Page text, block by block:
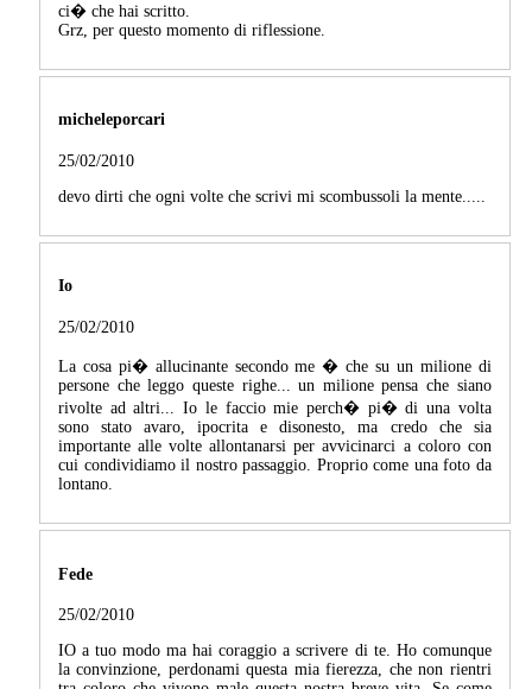
ci� che hai scritto.
Grz, per questo momento di riflessione.
micheleporcari
25/02/2010
devo dirti che ogni volte che scrivi mi scombussoli la mente.....
Io
25/02/2010
La cosa pi� allucinante secondo me � che su un milione di
persone che leggo queste righe... un milione pensa che siano
rivolte ad altri... Io le faccio mie perch� pi� di una volta
sono stato avaro, ipocrita e disonesto, ma credo che sia
importante alle volte allontanarsi per avvicinarci a coloro con
cui condividiamo il nostro passaggio. Proprio come una foto da
lontano.
Fede
25/02/2010
IO a tuo modo ma hai coraggio a scrivere di te. Ho comunque
la convinzione, perdonami questa mia fierezza, che non rientri